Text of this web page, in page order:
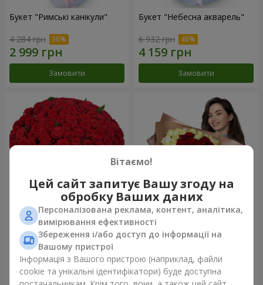
Букет "Римські канікули"
4 284 грн
Замовити
Букет "Небесна акварель"
6 932 грн
Замовити
101 червона троянда
10 107 грн
Замовити
Букет "Серце - серцю"
Замовити
Вітаємо!
Цей сайт запитує Вашу згоду на
обробку Ваших даних
Персоналізована реклама, контент, аналітика,
вимірювання ефективності
Збереження і/або доступ до інформації на
Вашому пристрої
Інформація з Вашого пристрою (наприклад, файли
cookie та унікальні ідентифікатори) буде доступна